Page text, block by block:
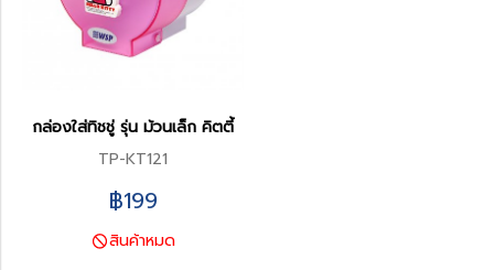
กล่องใส่ทิชชู่ รุ่น ม้วนเล็ก คิตตี้
TP-KT121
฿199
สินค้าหมด